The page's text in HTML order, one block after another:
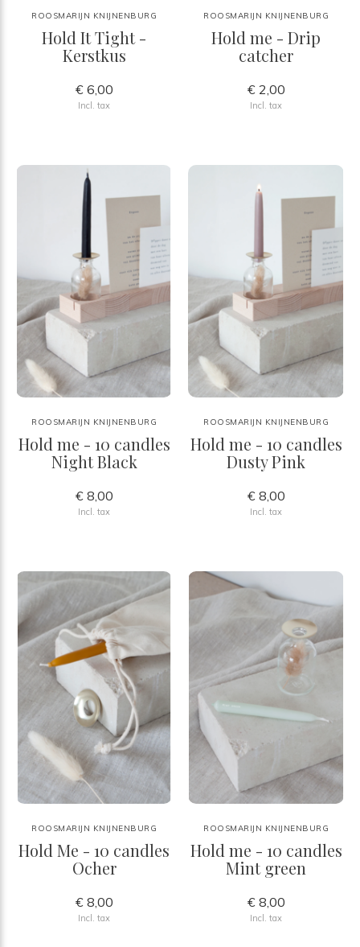
ROOSMARIJN KNIJNENBURG
Hold It Tight -
Kerstkus
€ 6,00
Incl. tax
ROOSMARIJN KNIJNENBURG
Hold me - Drip
catcher
€ 2,00
Incl. tax
ROOSMARIJN KNIJNENBURG
Hold me - 10 candles
Night Black
€ 8,00
Incl. tax
ROOSMARIJN KNIJNENBURG
Hold me - 10 candles
Dusty Pink
€ 8,00
Incl. tax
ROOSMARIJN KNIJNENBURG
Hold Me - 10 candles
Ocher
€ 8,00
Incl. tax
ROOSMARIJN KNIJNENBURG
Hold me - 10 candles
Mint green
€ 8,00
Incl. tax